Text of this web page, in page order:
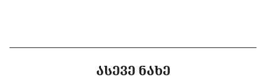
ᲐᲡᲔᲕᲔ ᲜᲐᲮᲔ